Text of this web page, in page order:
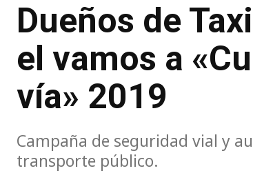
Dueños de
el vamos a
vía» 2019
Campaña de seguridad vial y
transporte público.